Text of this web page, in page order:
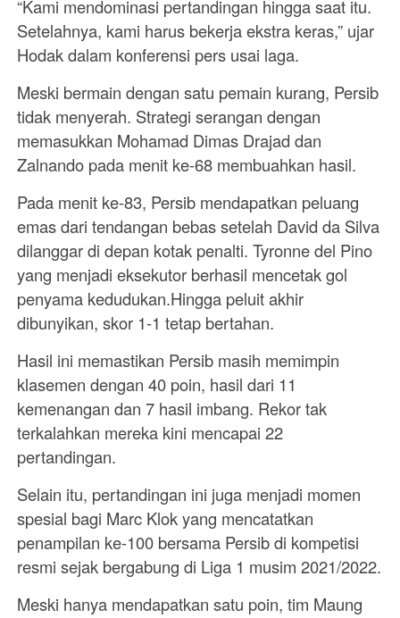
“Kami mendominasi pertandingan hingga saat itu.
Setelahnya, kami harus bekerja ekstra keras,” ujar
Hodak dalam konferensi pers usai laga.
Meski bermain dengan satu pemain kurang, Persib
tidak menyerah. Strategi serangan dengan
memasukkan Mohamad Dimas Drajad dan
Zalnando pada menit ke-68 membuahkan hasil.
Pada menit ke-83, Persib mendapatkan peluang
emas dari tendangan bebas setelah David da Silva
dilanggar di depan kotak penalti. Tyronne del Pino
yang menjadi eksekutor berhasil mencetak gol
penyama kedudukan.Hingga peluit akhir
dibunyikan, skor 1-1 tetap bertahan.
Hasil ini memastikan Persib masih memimpin
klasemen dengan 40 poin, hasil dari 11
kemenangan dan 7 hasil imbang. Rekor tak
terkalahkan mereka kini mencapai 22
pertandingan.
Selain itu, pertandingan ini juga menjadi momen
spesial bagi Marc Klok yang mencatatkan
penampilan ke-100 bersama Persib di kompetisi
resmi sejak bergabung di Liga 1 musim 2021/2022.
Meski hanya mendapatkan satu poin, tim Maung